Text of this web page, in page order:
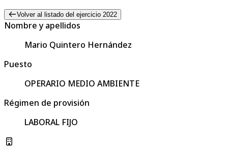
Volver al listado del ejercicio 2022
Nombre y apellidos
Mario Quintero Hernández
Puesto
OPERARIO MEDIO AMBIENTE
Régimen de provisión
LABORAL FIJO